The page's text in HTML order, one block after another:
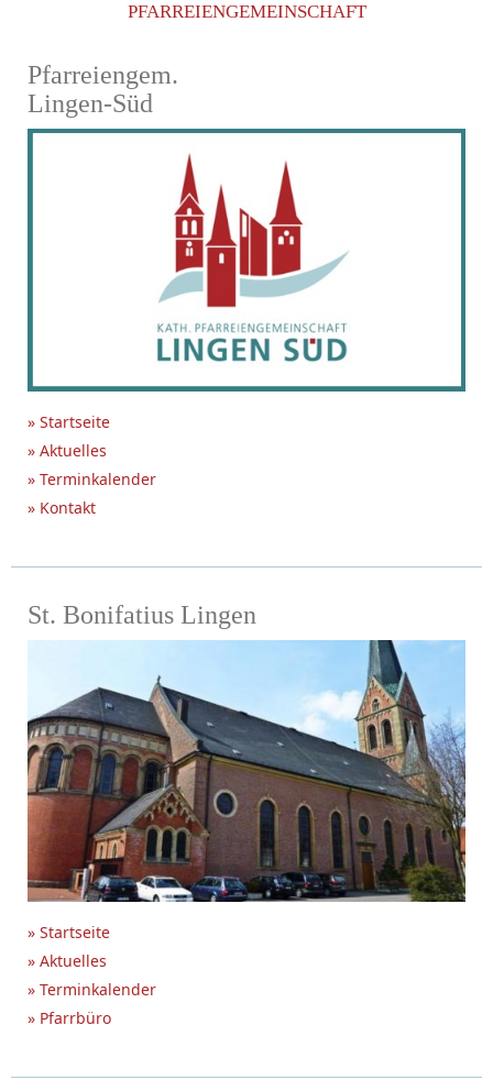
PFARREIENGEMEINSCHAFT
Pfarreiengem.
Lingen-Süd
» Startseite
» Aktuelles
» Terminkalender
» Kontakt
St. Bonifatius Lingen
» Startseite
» Aktuelles
» Terminkalender
» Pfarrbüro